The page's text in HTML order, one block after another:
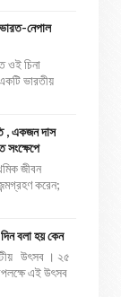
নেপাল
ওই চিনা
ভারতীয়
, একজন দাস
সংক্ষেপে
জীবন
করেন;
বলা হয় কেন
উৎসব । ২৫
এই উৎসব